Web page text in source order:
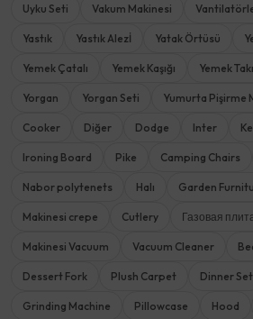
Uyku Seti Vakum Makinesi
Yastık Yastık Alezİ Yatak Örtüsü
Yemek Çatalı Yemek Kaşığı Yemek
Yorgan Yorgan Seti Yumurta Pişirme
Cooker Diğer Dodge Inter
Ironing Board Pike Camping Chairs
Nabor polytenets Halı Garden
Makinesi crepe Cutlery Газовая
Makinesi Vacuum Vacuum Cleaner
Dessert Fork Plush Carpet Dinner Set
Grinding Machine Pillowcase Hood